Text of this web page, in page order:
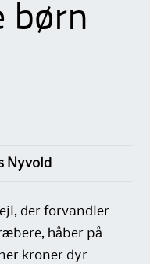
børn
Nyvold
der forvandler
håber på
kroner dyr